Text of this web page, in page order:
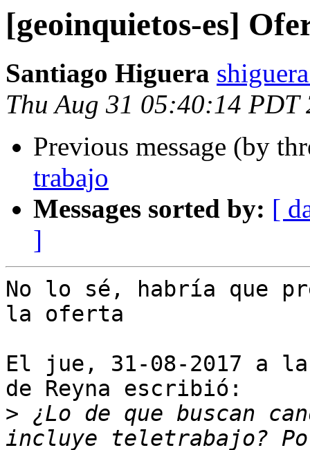
[geoinquietos-es]
Santiago Higuera
Thu Aug 31 05:40:14 PDT
Previous message (by
trabajo
Messages sorted by: [
]
No lo sé, habría que
la oferta
El jue, 31-08-2017 a
de Reyna escribió:
> ¿Lo de que buscan